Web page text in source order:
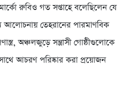
মার্কো রুবিও গত সপ্তাহে বলেছিলেন যে
আলোচনায় তেহরানের পারমাণবিক
অঞ্চলজুড়ে সন্ত্রাসী গোষ্ঠীগুলোকে
আচরণ পরিষ্কার করা প্রয়োজন